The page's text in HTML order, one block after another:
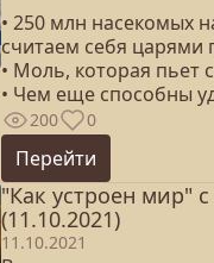
• 250 млн насекомых
считаем себя царями
• Моль, которая пьет
• Чем еще способны
200 0
Перейти
"Как устроен мир"
(11.10.2021)
11.10.2021